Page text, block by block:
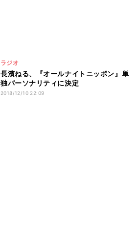
ラジオ
長濱ねる、『オールナイトニッポン』単
独パーソナリティに決定
2018/12/10 22:09